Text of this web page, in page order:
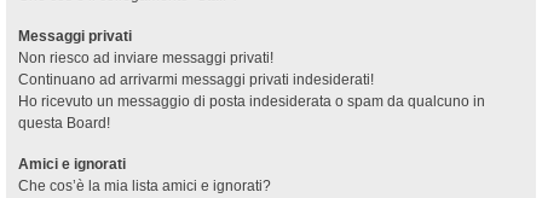
Messaggi privati
Non riesco ad inviare messaggi privati!
Continuano ad arrivarmi messaggi privati indesiderati!
Ho ricevuto un messaggio di posta indesiderata o spam da qualcuno in
questa Board!
Amici e ignorati
Che cos’è la mia lista amici e ignorati?